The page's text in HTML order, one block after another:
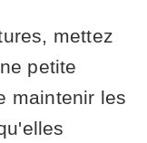
mettez
petite
maintenir les